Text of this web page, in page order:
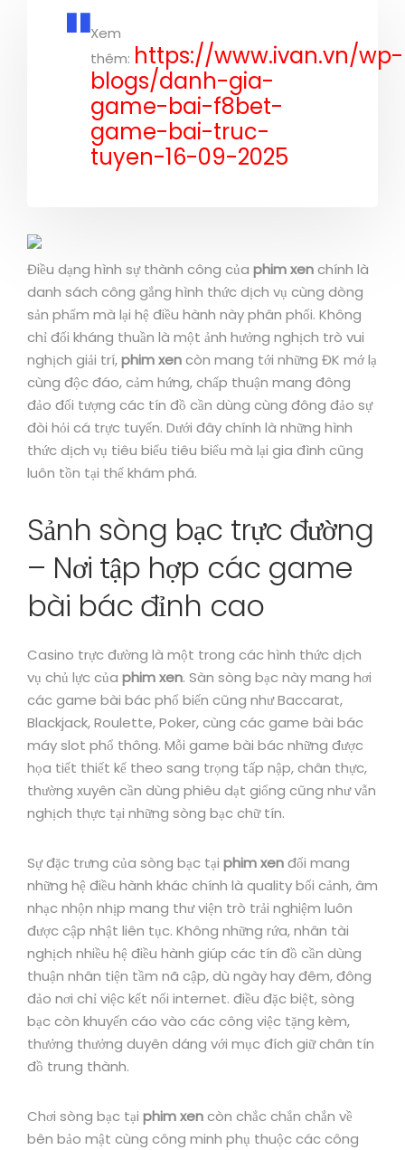
Xem
thêm: https://www.ivan.vn/wp-
blogs/danh-gia-
game-bai-f8bet-
game-bai-truc-
tuyen-16-09-2025
Điều dạng hình sự thành công của phim xenchính là
danh sách công gắng hình thức dịch vụ cùng dòng
sản phẩm mà lại hệ điều hành này phân phối. Không
chỉ đối kháng thuần là một ảnh hưởng nghịch trò vui
nghịch giải trí,phim xencòn mang tới những ĐK mớ lạ
cùng độc đáo, cảm hứng, chấp thuận mang đông
đảo đối tượng các tín đồ cần dùng cùng đông đảo sự
đòi hỏi cá trực tuyến. Dưới đây chính là những hình
thức dịch vụ tiêu biểu tiêu biểu mà lại gia đình cũng
luôn tồn tại thể khám phá.
Sảnh sòng bạc trực đường
– Nơi tập hợp các game
bài bác đỉnh cao
Casino trực đường là một trong các hình thức dịch
vụ chủ lực của phim xen. Sàn sòng bạc này mang hơi
các game bài bác phổ biến cũng như Baccarat,
Blackjack, Roulette, Poker, cùng các game bài bác
máy slot phổ thông. Mỗi game bài bác những được
họa tiết thiết kế theo sang trọng tấp nập, chân thực,
thường xuyên cần dùng phiêu dạt giống cũng như vẫn
nghịch thực tại những sòng bạc chữ tín.
Sự đặc trưng của sòng bạc tại phim xenđối mang
những hệ điều hành khác chính là quality bối cảnh, âm
nhạc nhộn nhịp mang thư viện trò trải nghiệm luôn
được cập nhật liên tục. Không những rứa, nhân tài
nghịch nhiều hệ điều hành giúp các tín đồ cần dùng
thuận nhân tiện tầm nã cập, dù ngày hay đêm, đông
đảo nơi chỉ việc kết nối internet. điều đặc biệt, sòng
bạc còn khuyến cáo vào các công việc tặng kèm,
thưởng thưởng duyên dáng với mục đích giữ chân tín
đồ trung thành.
Chơi sòng bạc tại phim xencòn chắc chắn chắn về
bên bảo mật cùng công minh phụ thuộc các công